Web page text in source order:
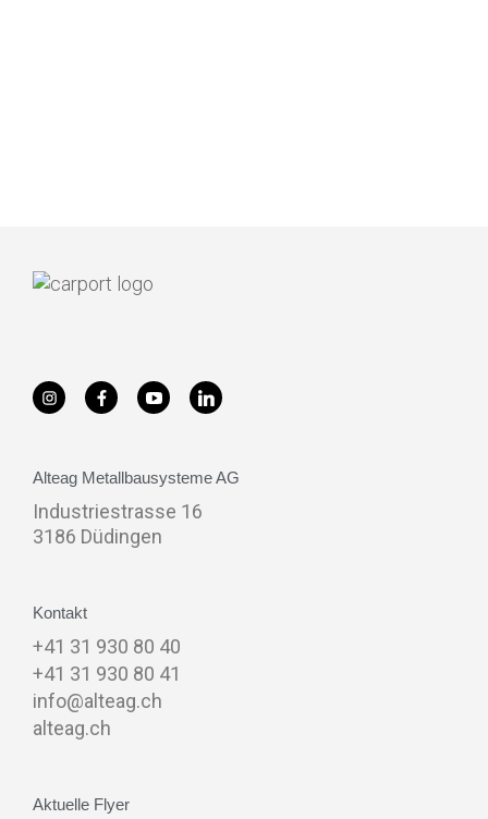
Alteag Metallbausysteme AG
Industriestrasse 16
3186 Düdingen
Kontakt
+41 31 930 80 40
+41 31 930 80 41
info@alteag.ch
alteag.ch
Aktuelle Flyer